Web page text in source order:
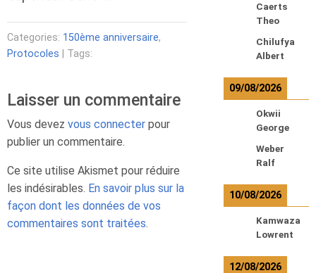
Categories: 150ème anniversaire,
Protocoles | Tags:
Laisser un commentaire
Vous devez vous connecter pour
publier un commentaire.
Ce site utilise Akismet pour réduire
les indésirables. En savoir plus sur la
façon dont les données de vos
commentaires sont traitées.
Caerts
Theo
Chilufya
Albert
09/08/2026
Okwii
George
Weber
Ralf
10/08/2026
Kamwaza
Lowrent
12/08/2026